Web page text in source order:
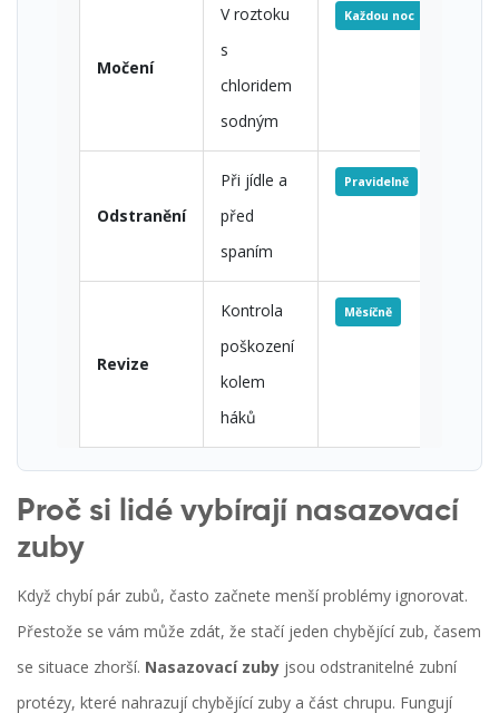
Močení
V roztoku
s
chloridem
sodným
Každou noc
Odstranění
Při jídle a
před
spaním
Pravidelně
Revize
Kontrola
poškození
kolem
háků
Měsíčně
Proč si lidé vybírají nasazovací
zuby
Když chybí pár zubů, často začnete menší problémy ignorovat.
Přestože se vám může zdát, že stačí jeden chybějící zub, časem
se situace zhorší. Nasazovací zuby jsou odstranitelné zubní
protézy, které nahrazují chybějící zuby a část chrupu. Fungují